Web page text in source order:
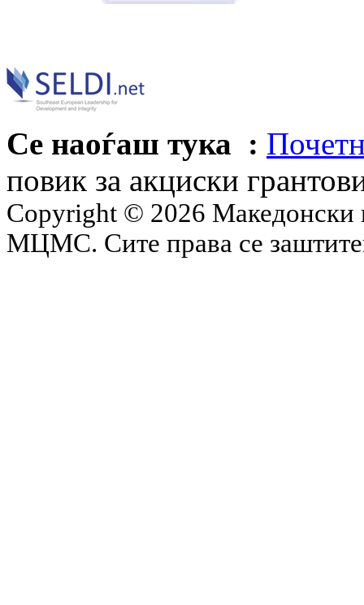
Се наоѓаш тука :
повик за акциски
Copyright © 2026 Македонски
МЦМС. Сите права се